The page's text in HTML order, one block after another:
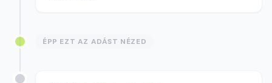
ÉPP EZT AZ ADÁST NÉZED